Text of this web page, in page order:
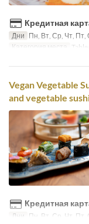
Кредитная
Дни Пн, Вт, Ср, Чт, Пт,
Категория места
Vegan Vegetable
and vegetable
Кредитная
Дни Пн, Вт, Ср, Чт, Пт,